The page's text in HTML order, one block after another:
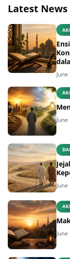
Latest News